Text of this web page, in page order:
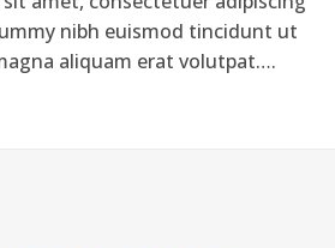
nibh euismod tincidunt ut
aliquam erat volutpat….